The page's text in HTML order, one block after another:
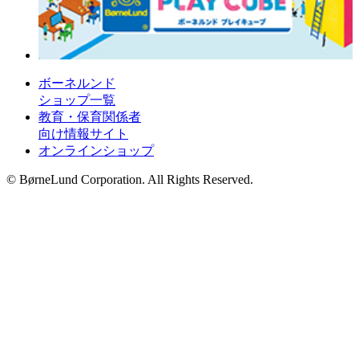
ボーネルンド
ショップ一覧
教育・保育関係者
向け情報サイト
オンラインショップ
© BørneLund Corporation. All Rights Reserved.